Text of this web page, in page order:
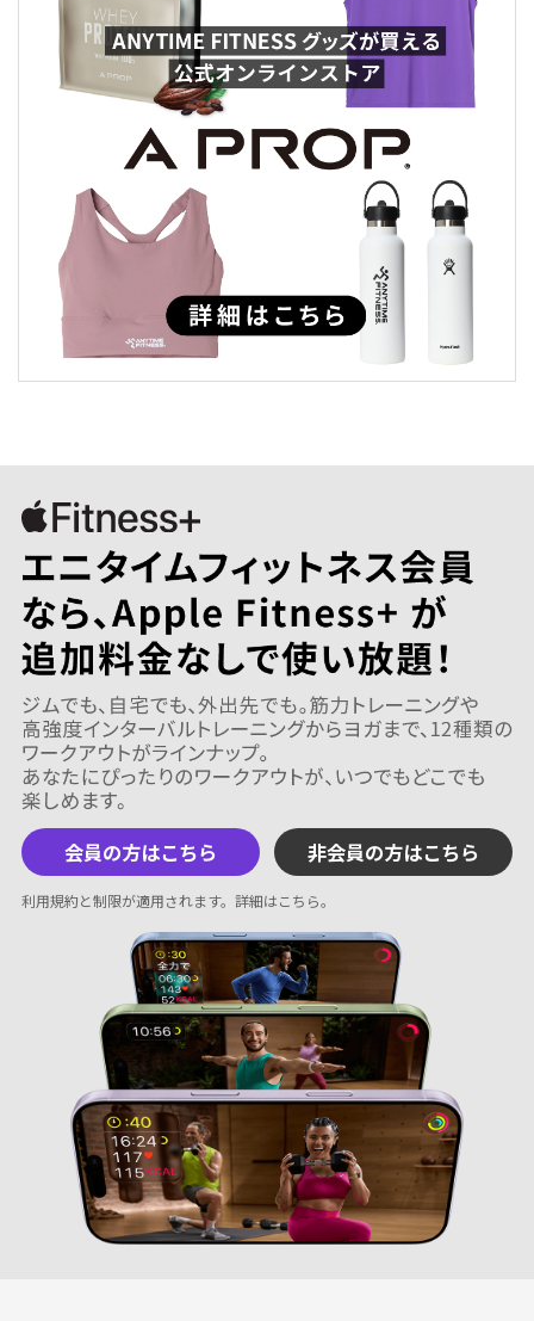
会員の方はこちら 非会員の方はこちら
利用規約と制限が適用されます。 詳細はこちら。